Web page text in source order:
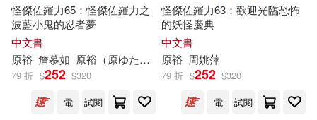
呂原富(2) 呂紹堃(2)
天野 かづき(2) 山口正貴(2)
天地出版社(5)
廣東新世紀出版社(5)
致出版(5) 機械工業出版社(4)
可菲律賓店取(246)
怪傑佐羅力65：怪傑佐羅力之
波藍小鬼的忍者夢
中文書
原裕 詹慕如 原裕 （原ゆたか）
79 折 $252 $320
電
試閱
怪傑佐羅力63：歡迎光臨恐怖
的妖怪慶典
中文書
原裕 周姚萍
79 折 $252 $320
電
試閱